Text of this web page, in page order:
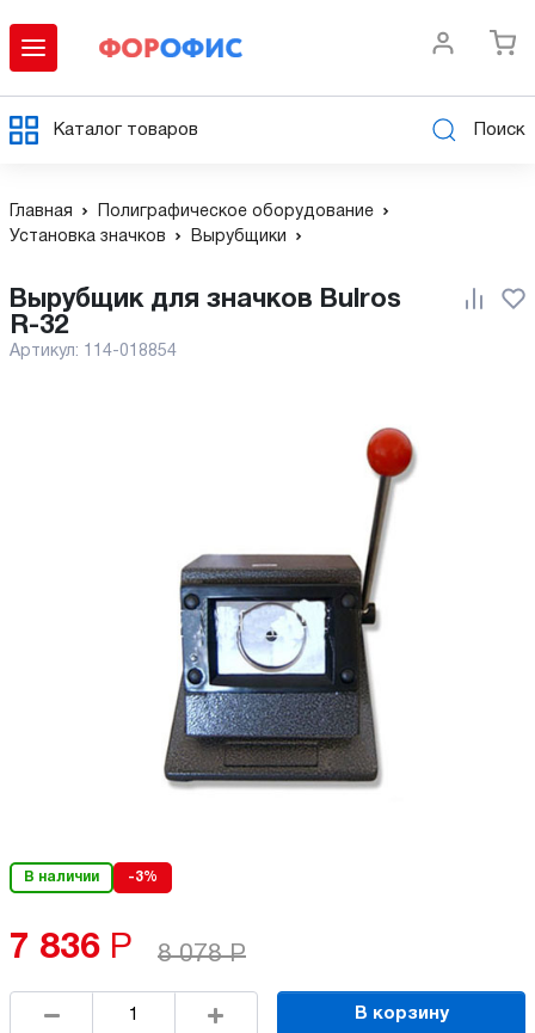
Каталог товаров Поиск
Главная
Полиграфическое оборудование
Установка значков
Вырубщики
Вырубщик для значков Bulros
R-32
Артикул: 114-018854
В наличии -3%
7 836 Р 8 078 Р
В корзину